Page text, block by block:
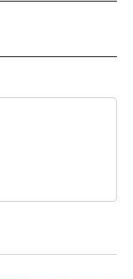
NOTIFICATIONS ABOUT